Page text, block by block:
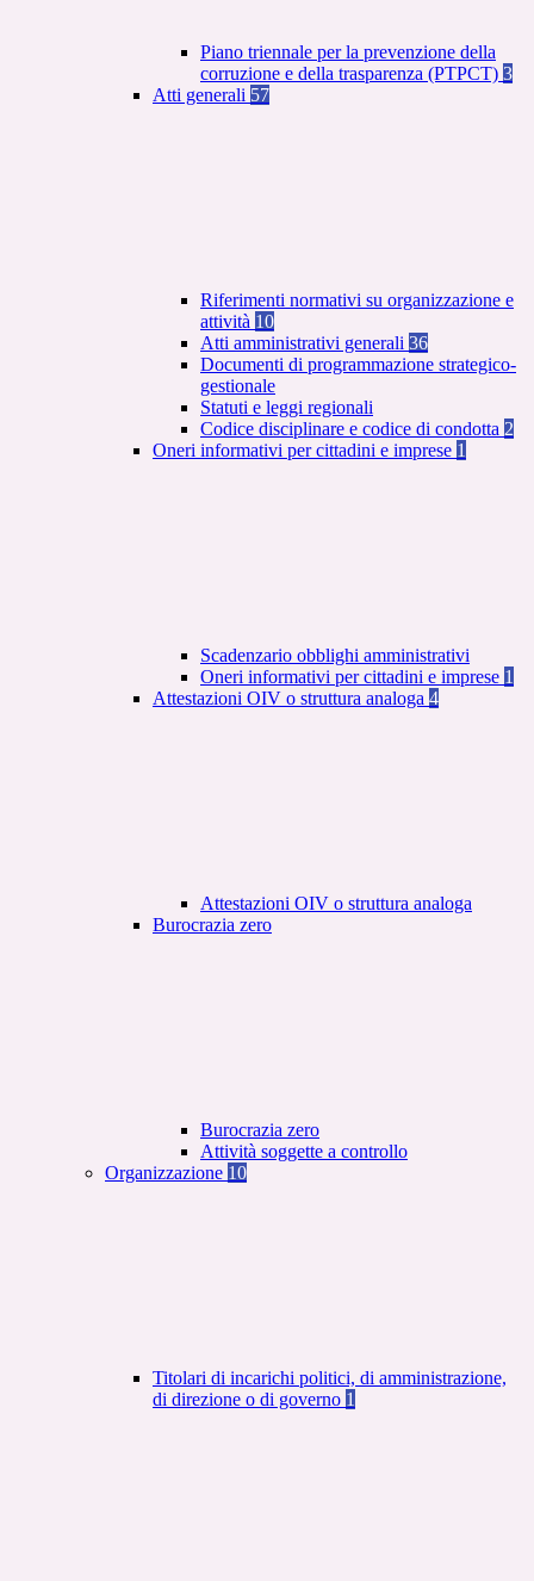
Piano triennale per la prevenzione della
corruzione e della trasparenza (PTPCT) 3
Atti generali 57
Riferimenti normativi su organizzazione e
attività 10
Atti amministrativi generali 36
Documenti di programmazione strategico-
gestionale
Statuti e leggi regionali
Codice disciplinare e codice di condotta 2
Oneri informativi per cittadini e imprese 1
Scadenzario obblighi amministrativi
Oneri informativi per cittadini e imprese 1
Attestazioni OIV o struttura analoga 4
Attestazioni OIV o struttura analoga
Burocrazia zero
Burocrazia zero
Attività soggette a controllo
Organizzazione 10
Titolari di incarichi politici, di amministrazione,
di direzione o di governo 1